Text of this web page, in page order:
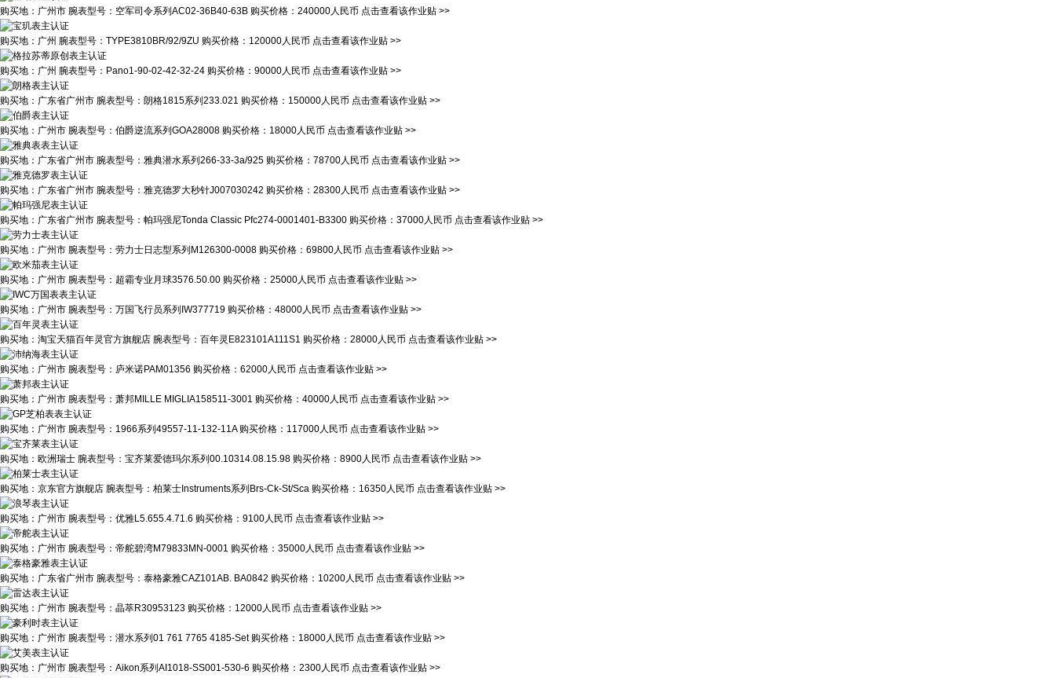
购买地： 广州市 腕表型号： 空军司令系列AC02-36B40-63B 购买价格： 240000人民币 点击查看该作业贴 >>
购买地： 广州 腕表型号： TYPE3810BR/92/9ZU 购买价格： 120000人民币 点击查看该作业贴 >>
购买地： 广州 腕表型号： Pano1-90-02-42-32-24 购买价格： 90000人民币 点击查看该作业贴 >>
购买地： 广东省广州市 腕表型号： 朗格1815系列233.021 购买价格： 150000人民币 点击查看该作业贴 >>
购买地： 广州市 腕表型号： 伯爵逆流系列GOA28008 购买价格： 18000人民币 点击查看该作业贴 >>
购买地： 广东省广州市 腕表型号： 雅典潜水系列266-33-3a/925 购买价格： 78700人民币 点击查看该作业贴 >>
购买地： 广东省广州市 腕表型号： 雅克德罗大秒针J007030242 购买价格： 28300人民币 点击查看该作业贴 >>
购买地： 广东省广州市 腕表型号： 帕玛强尼Tonda Classic Pfc274-0001401-B3300 购买价格： 37000人民币 点击查看该作业贴 >>
购买地： 广州市 腕表型号： 劳力士日志型系列M126300-0008 购买价格： 69800人民币 点击查看该作业贴 >>
购买地： 广州市 腕表型号： 超霸专业月球3576.50.00 购买价格： 25000人民币 点击查看该作业贴 >>
购买地： 广州市 腕表型号： 万国飞行员系列IW377719 购买价格： 48000人民币 点击查看该作业贴 >>
购买地： 淘宝天猫百年灵官方旗舰店 腕表型号： 百年灵E823101A111S1 购买价格： 28000人民币 点击查看该作业贴 >>
购买地： 广州市 腕表型号： 庐米诺PAM01356 购买价格： 62000人民币 点击查看该作业贴 >>
购买地： 广州市 腕表型号： 萧邦MILLE MIGLIA158511-3001 购买价格： 40000人民币 点击查看该作业贴 >>
购买地： 广州市 腕表型号： 1966系列49557-11-132-11A 购买价格： 117000人民币 点击查看该作业贴 >>
购买地： 欧洲瑞士 腕表型号： 宝齐莱爱德玛尔系列00.10314.08.15.98 购买价格： 8900人民币 点击查看该作业贴 >>
购买地： 京东官方旗舰店 腕表型号： 柏莱士Instruments系列Brs-Ck-St/Sca 购买价格： 16350人民币 点击查看该作业贴 >>
购买地： 广州市 腕表型号： 优雅L5.655.4.71.6 购买价格： 9100人民币 点击查看该作业贴 >>
购买地： 广州市 腕表型号： 帝舵碧湾M79833MN-0001 购买价格： 35000人民币 点击查看该作业贴 >>
购买地： 广东省广州市 腕表型号： 泰格豪雅CAZ101AB. BA0842 购买价格： 10200人民币 点击查看该作业贴 >>
购买地： 广州市 腕表型号： 晶萃R30953123 购买价格： 12000人民币 点击查看该作业贴 >>
购买地： 广州市 腕表型号： 潜水系列01 761 7765 4185-Set 购买价格： 18000人民币 点击查看该作业贴 >>
购买地： 广州市 腕表型号： Aikon系列AI1018-SS001-530-6 购买价格： 2300人民币 点击查看该作业贴 >>